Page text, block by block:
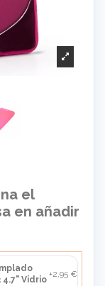
el
en añadir
Vidrio
+2,95 €